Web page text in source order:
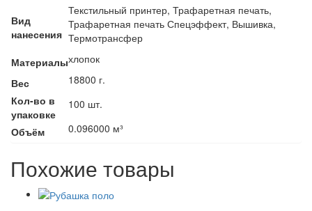
Вид
нанесения
Текстильный принтер, Трафаретная печать,
Трафаретная печать Спецэффект, Вышивка,
Термотрансфер
Материалыхлопок
Вес
18800 г.
Кол-во в
упаковке
100 шт.
Объём
0.096000 м³
Похожие товары